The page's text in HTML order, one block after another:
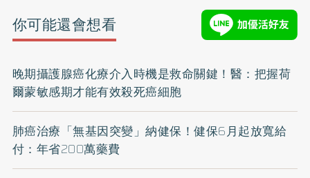
你可能還會想看
晚期攝護腺癌化療介入時機是救命關鍵！醫：把握荷
爾蒙敏感期才能有效殺死癌細胞
肺癌治療「無基因突變」納健保！健保6月起放寬給
付：年省200萬藥費